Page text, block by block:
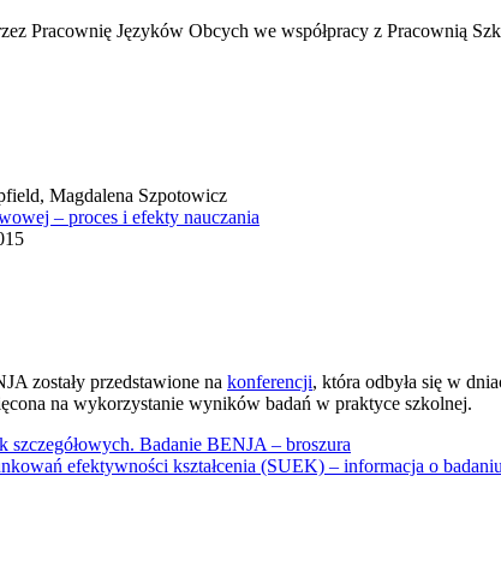
Pracownię Języków Obcych we współpracy z Pracownią
Magdalena Szpotowicz
– proces i efekty nauczania
zostały przedstawione na konferencji, która odbyła się w
na wykorzystanie wyników badań w praktyce szkolnej.
szczegółowych. Badanie BENJA – broszura
efektywności kształcenia (SUEK) – informacja o